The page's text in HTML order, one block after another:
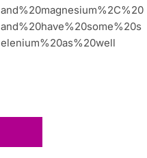
and%20magnesium%2C%20
and%20have%20some%20s
elenium%20as%20well